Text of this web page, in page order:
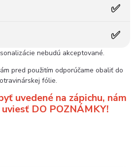
✅
✅
nebudú akceptované.
pred použitím odporúčame obaliť do
fólie.
uvedené na zápichu, nám
DO POZNÁMKY!